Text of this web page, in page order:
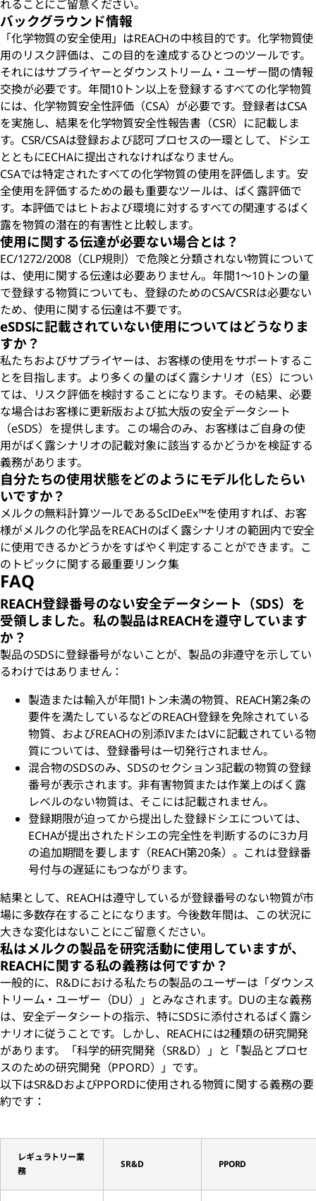
れることにご留意ください。
バックグラウンド情報
「化学物質の安全使用」はREACHの中核目的です。化学物質使
用のリスク評価は、この目的を達成するひとつのツールです。
それにはサプライヤーとダウンストリーム・ユーザー間の情報
交換が必要です。年間10トン以上を登録するすべての化学物質
には、化学物質安全性評価（CSA）が必要です。登録者はCSA
を実施し、結果を化学物質安全性報告書（CSR）に記載しま
す。CSR/CSAは登録および認可プロセスの一環として、ドシエ
とともにECHAに提出されなければなりません。
CSAでは特定されたすべての化学物質の使用を評価します。安
全使用を評価するための最も重要なツールは、ばく露評価で
す。本評価ではヒトおよび環境に対するすべての関連するばく
露を物質の潜在的有害性と比較します。
使用に関する伝達が必要ない場合とは？
EC/1272/2008（CLP規則）で危険と分類されない物質について
は、使用に関する伝達は必要ありません。年間1～10トンの量
で登録する物質についても、登録のためのCSA/CSRは必要ない
ため、使用に関する伝達は不要です。
eSDSに記載されていない使用についてはどうなりま
すか？
私たちおよびサプライヤーは、お客様の使用をサポートするこ
とを目指します。より多くの量のばく露シナリオ（ES）につい
ては、リスク評価を検討することになります。その結果、必要
な場合はお客様に更新版および拡大版の安全データシート
（eSDS）を提供します。この場合のみ、お客様はご自身の使
用がばく露シナリオの記載対象に該当するかどうかを検証する
義務があります。
自分たちの使用状態をどのようにモデル化したらい
いですか？
メルクの無料計算ツールであるScIDeEx™を使用すれば、お客
様がメルクの化学品をREACHのばく露シナリオの範囲内で安全
に使用できるかどうかをすばやく判定することができます。こ
のトピックに関する最重要リンク集
FAQ
REACH登録番号のない安全データシート（SDS）を
受領しました。私の製品はREACHを遵守しています
か？
製品のSDSに登録番号がないことが、製品の非遵守を示してい
るわけではありません：
製造または輸入が年間1トン未満の物質、REACH第2条の
要件を満たしているなどのREACH登録を免除されている
物質、およびREACHの別添IVまたはVに記載されている物
質については、登録番号は一切発行されません。
混合物のSDSのみ、SDSのセクション3記載の物質の登録
番号が表示されます。非有害物質または作業上のばく露
レベルのない物質は、そこには記載されません。
登録期限が迫ってから提出した登録ドシエについては、
ECHAが提出されたドシエの完全性を判断するのに3カ月
の追加期間を要します（REACH第20条）。これは登録番
号付与の遅延にもつながります。
結果として、REACHは遵守しているが登録番号のない物質が市
場に多数存在することになります。今後数年間は、この状況に
大きな変化はないことにご留意ください。
私はメルクの製品を研究活動に使用していますが、
REACHに関する私の義務は何ですか？
一般的に、R&Dにおける私たちの製品のユーザーは「ダウンス
トリーム・ユーザー（DU）」とみなされます。DUの主な義務
は、安全データシートの指示、特にSDSに添付されるばく露シ
ナリオに従うことです。しかし、REACHには2種類の研究開発
があります。「科学的研究開発（SR&D）」と「製品とプロセ
スのための研究開発（PPORD）」です。
以下はSR&DおよびPPORDに使用される物質に関する義務の要
約です：
レギュラトリー業
務
SR&D PPORD